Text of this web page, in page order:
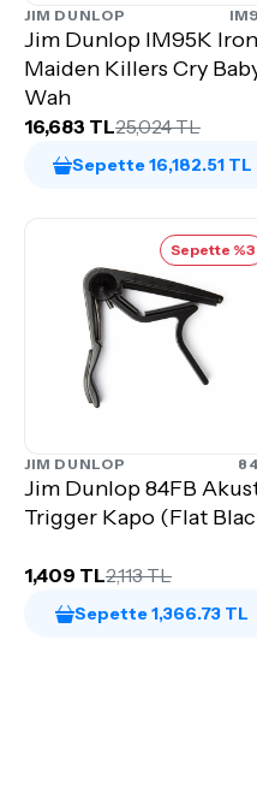
JIM DUNLOP
Jim Dunlop IM95K Iron
Maiden Killers Cry
Wah
16,683 TL25,024 TL
Sepette 16,182.51 TL
Sepette %3
JIM DUNLOP
Jim Dunlop 84FB
Trigger Kapo (Flat
1,409 TL2,113 TL
Sepette 1,366.73 TL